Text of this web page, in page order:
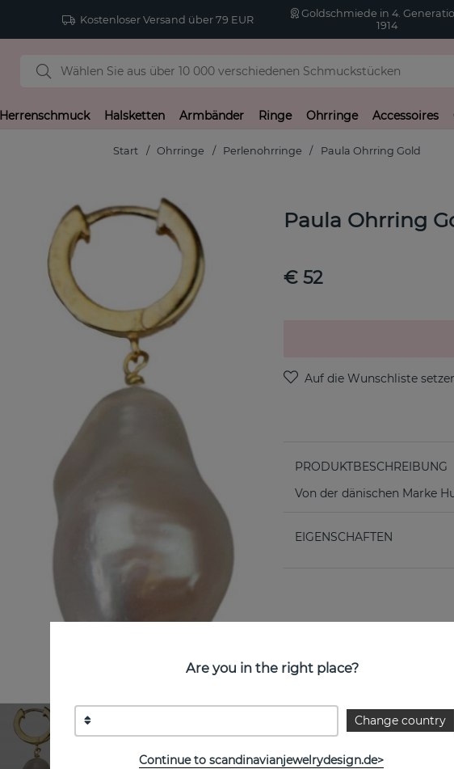
Kostenloser Versand über 79 EUR
Goldschmiede in 4.
1914
Herrenschmuck Halsketten Armbänder Ringe Ohrringe Accessoires
Start Ohrringe Perlenohrringe Paula Ohrring Gold
Paula Ohrring
€ 52
PRODUKTBESCHREIBUNG
Von der dänischen Marke
EIGENSCHAFTEN
Are you in the right place?
Change country
Continue to scandinavianjewelrydesign.de>